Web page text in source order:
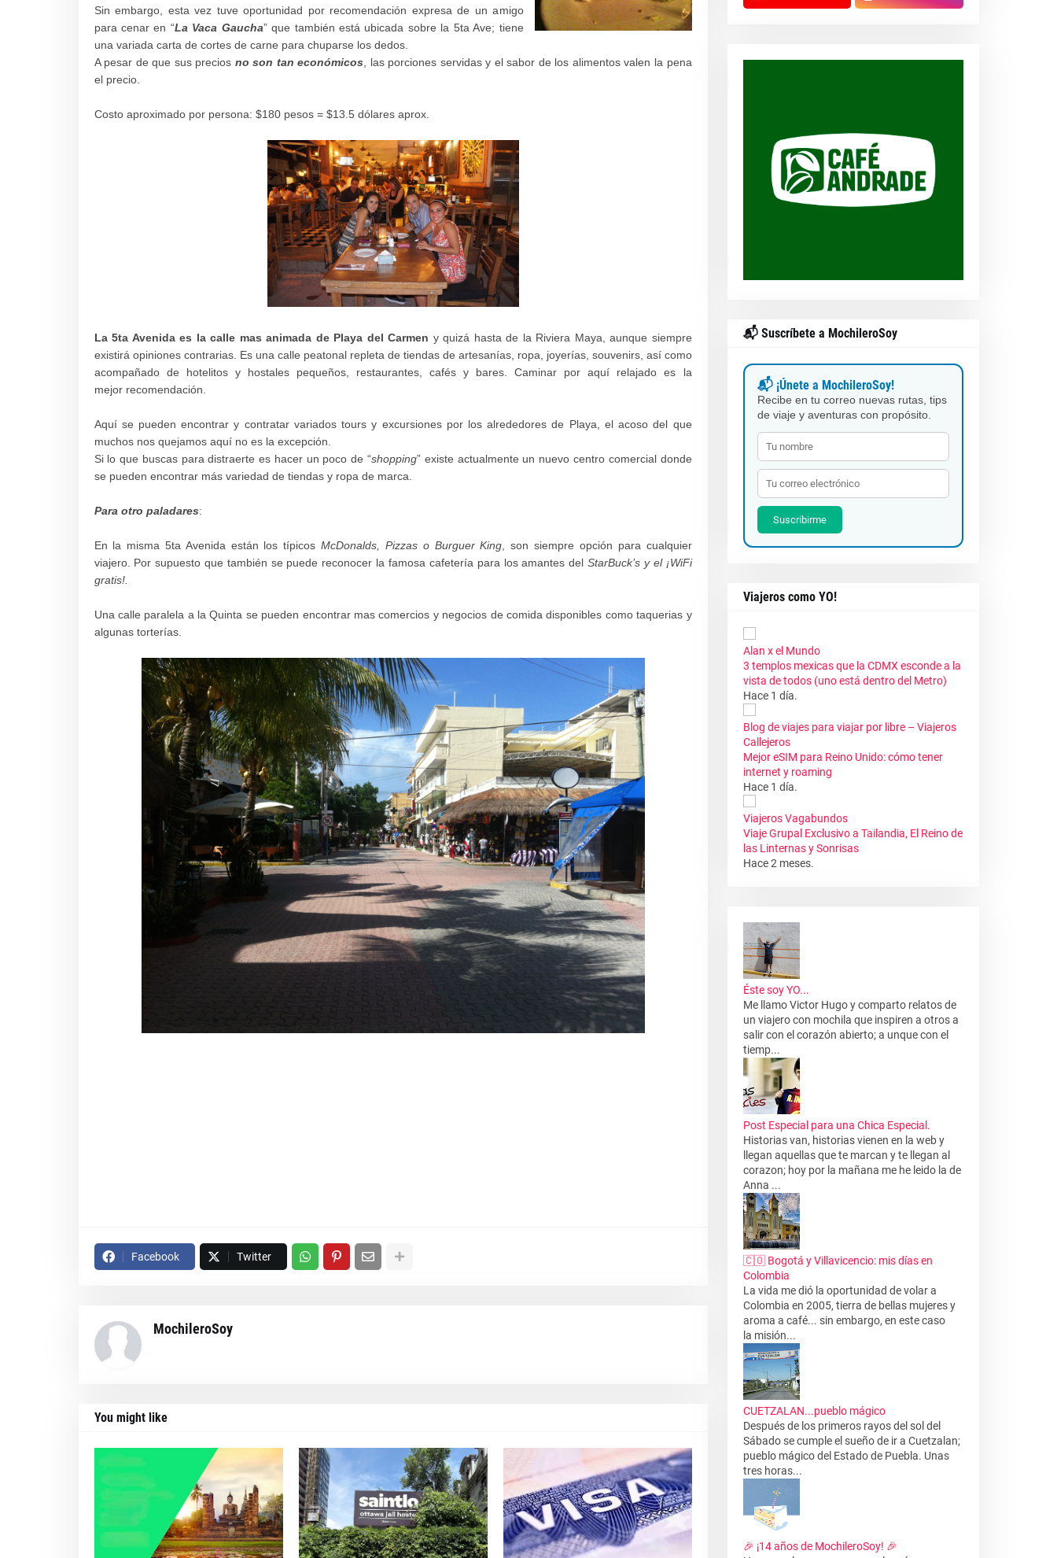
Sin embargo, esta vez tuve oportunidad por recomendación expresa de un amigo
para cenar en “La Vaca Gaucha” que también está ubicada sobre la 5ta Ave; tiene
una variada carta de cortes de carne para chuparse los dedos.
A pesar de que sus precios no son tan económicos , las porciones servidas y el sabor de los alimentos valen la pena
el precio.
Costo aproximado por persona: $180 pesos = $13.5 dólares aprox.
La 5ta Avenida es la calle mas animada de Playa del Carmen y quizá hasta de la Riviera Maya, aunque siempre
existirá opiniones contrarias. Es una calle peatonal repleta de tiendas de artesanías, ropa, joyerías, souvenirs, así como
acompañado de hotelitos y hostales pequeños, restaurantes, cafés y bares. Caminar poraquí relajado es la
mejor recomendación
Aquí se pueden encontrar y contratar variados tours y excursiones por los alrededores de Playa, el acoso del que
muchos nos quejamos aquí no es la excepción.
Si lo que buscas para distraerte es hacer un poco de “shopping” existe actualmente un nuevo centro comercial donde
se pueden encontrar más variedad de tiendas y ropa de marca.
Para otro paladares:
En la misma 5ta Avenida están los típicosMcDonalds, Pizzas o Burguer King , son siempre opción para cualquier
viajero. Por supuesto que también se puede reconocer la famosa cafetería para los amantes delStarBuck’s y el ¡WiFi
gratis!.
Una calle paralela a la Quinta se pueden encontrar mas comercios y negocios de comida disponibles como taquerias y
algunas torterías.
Facebook Twitter
MochileroSoy
You might like
📬 Suscríbete a MochileroSoy
📬 ¡Únete a MochileroSoy!
Recibe en tu correo nuevas rutas, tips
de viaje y aventuras con propósito.
Suscribirme
Viajeros como YO!
Alan x el Mundo
3 templos mexicas que la CDMX esconde a la
vista de todos (uno está dentro del Metro)
Hace 1 día.
Blog de viajes para viajar por libre – Viajeros
Callejeros
Mejor eSIM para Reino Unido: cómo tener
internet y roaming
Hace 1 día.
Viajeros Vagabundos
Viaje Grupal Exclusivo a Tailandia, El Reino de
las Linternas y Sonrisas
Hace 2 meses.
Éste soy YO...
Me llamo Victor Hugo y comparto relatos de
un viajero con mochila que inspiren a otros a
salir con el corazón abierto; a unque con el
tiemp...
Post Especial para una Chica Especial.
Historias van, historias vienen en la web y
llegan aquellas que te marcan y te llegan al
corazon; hoy por la mañana me he leido la de
Anna ...
🇨🇴 Bogotá y Villavicencio: mis días en
Colombia
La vida me dió la oportunidad de volar a
Colombia en 2005, tierra de bellas mujeres y
aroma a café... sin embargo, en este caso
la misión...
CUETZALAN...pueblo mágico
Después de los primeros rayos del sol del
Sábado se cumple el sueño de ir a Cuetzalan;
pueblo mágico del Estado de Puebla. Unas
tres horas...
🎉 ¡14 años de MochileroSoy! 🎉